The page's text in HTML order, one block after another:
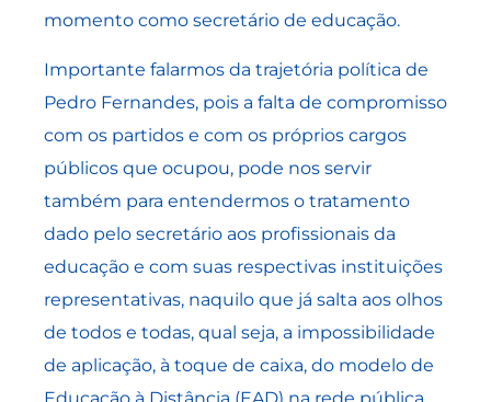
momento como secretário de educação.
Importante falarmos da trajetória política de
Pedro Fernandes, pois a falta de compromisso
com os partidos e com os próprios cargos
públicos que ocupou, pode nos servir
também para entendermos o tratamento
dado pelo secretário aos profissionais da
educação e com suas respectivas instituições
representativas, naquilo que já salta aos olhos
de todos e todas, qual seja, a impossibilidade
de aplicação, à toque de caixa, do modelo de